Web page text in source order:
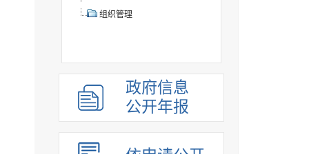
组织管理
政府信息
公开年报